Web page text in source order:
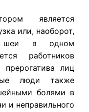
является
или, наоборот,
шеи в одном
работников
прерогатива лиц
люди также
болями в
и неправильного